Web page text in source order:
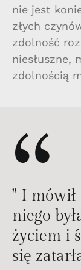
nie jest
złych
zdolność
niesłuszne,
zdolnością
“
" I mówił
niego
życiem i
się